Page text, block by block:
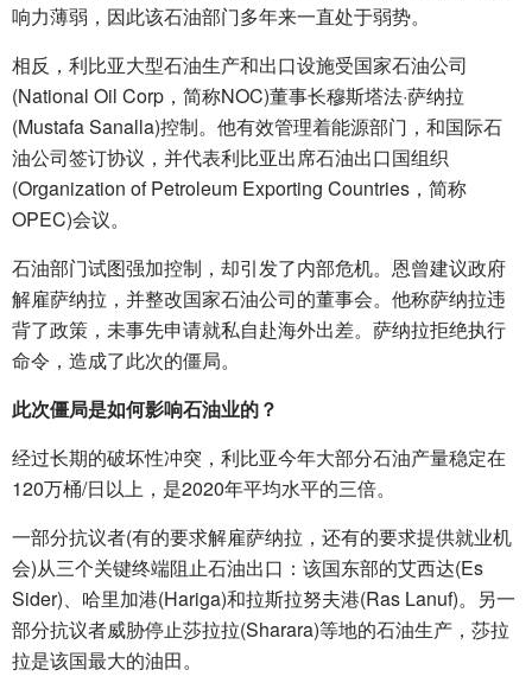
响力薄弱，因此该石油部门多年来一直处于弱势。
相反，利比亚大型石油生产和出口设施受国家石油公司
(National Oil Corp，简称NOC)董事长穆斯塔法·萨纳拉
(Mustafa Sanalla)控制。他有效管理着能源部门，和国际石
油公司签订协议，并代表利比亚出席石油出口国组织
(Organization of Petroleum Exporting Countries，简称
OPEC)会议。
石油部门试图强加控制，却引发了内部危机。恩曾建议政府
解雇萨纳拉，并整改国家石油公司的董事会。他称萨纳拉违
背了政策，未事先申请就私自赴海外出差。萨纳拉拒绝执行
命令，造成了此次的僵局。
此次僵局是如何影响石油业的？
经过长期的破坏性冲突，利比亚今年大部分石油产量稳定在
120万桶/日以上，是2020年平均水平的三倍。
一部分抗议者(有的要求解雇萨纳拉，还有的要求提供就业机
会)从三个关键终端阻止石油出口：该国东部的艾西达(Es
Sider)、哈里加港(Hariga)和拉斯拉努夫港(Ras Lanuf)。另一
部分抗议者威胁停止莎拉拉(Sharara)等地的石油生产，莎拉
拉是该国最大的油田。